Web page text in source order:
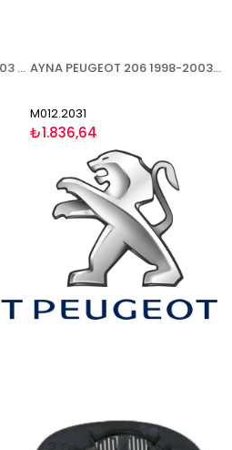
CAM PEUGEOT 206 1998-2003 SAĞ AYNA PEUGEOT 206 1998-2003 MEKANİK ISITMALI SENSÖRLÜ SAĞ
M012.2031
₺1.836,64